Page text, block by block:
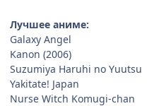
Лучшее аниме:
Galaxy Angel
Kanon (2006)
Suzumiya Haruhi no Yuutsu
Yakitate! Japan
Nurse Witch Komugi-chan